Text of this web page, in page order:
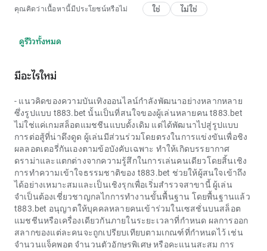
คุณคิดว่าเนื้อหานี้มีประโยชน์หรือไม่ ใช่ ไม่ใช่
ดูรีวิวทั้งหมด
มีอะไรใหม่
- แนวคิดของความบันเทิงออนไลน์กำลังพัฒนาอย่างหลากหลาย
ซึ่งรูปแบบ t883.bet นั้นเป็นที่สนใจของผู้เล่นหลายคน t883.bet
ไม่ใช่แค่เกมสล็อตแมชชีนแบบดั้งเดิม แต่ได้พัฒนาไปสู่รูปแบบ
การต่อสู้ที่น่าดึงดูด ผู้เล่นมีส่วนร่วมโดยตรงในการแข่งขันเพื่อชิง
ผลลอตเตอรี่กันเองตามข้อบังคับเฉพาะ ทำให้เกิดบรรยากาศ
ดราม่าและแตกต่างจากความรู้สึกในการเล่นคนเดียวโดยสิ้นเชิง
การทำความเข้าใจธรรมชาติของ t883.bet ช่วยให้ผู้สนใจเข้าถึง
ได้อย่างเหมาะสมและเป็นเชิงรุกเพื่อเริ่มสำรวจสาขานี้ ผู้เล่น
จำเป็นต้องเชี่ยวชาญกลไกการทำงานขั้นพื้นฐาน โดยพื้นฐานแล้ว
t883.bet อนุญาตให้บุคคลหลายคนเข้าร่วมในเซสชั่นบนสล็อต
แมชชีนหรือเครื่องเดียวกันภายในระยะเวลาที่กำหนด ผลการออก
สลากของแต่ละคนจะถูกเปรียบเทียบตามเกณฑ์ที่กำหนดไว้ เช่น
จำนวนแจ็คพอต จำนวนตัวอักษรพิเศษ หรือคะแนนสะสม การ